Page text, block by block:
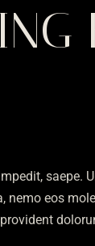
nemo eos